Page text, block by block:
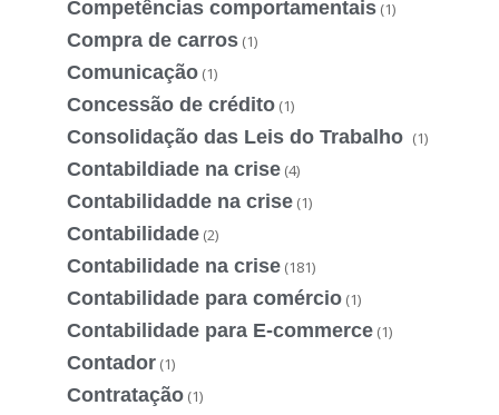
Competências comportamentais (1)
Compra de carros (1)
Comunicação (1)
Concessão de crédito (1)
Consolidação das Leis do Trabalho (1)
Contabildiade na crise (4)
Contabilidadde na crise (1)
Contabilidade (2)
Contabilidade na crise (181)
Contabilidade para comércio (1)
Contabilidade para E-commerce (1)
Contador (1)
Contratação (1)